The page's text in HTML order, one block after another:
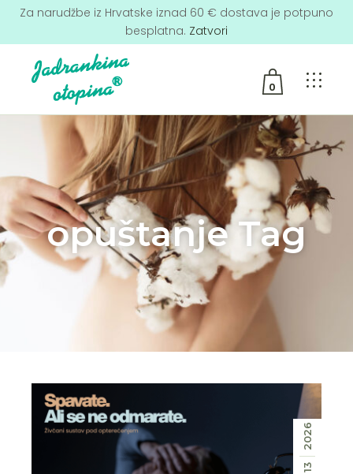
Za narudžbe iz Hrvatske iznad 60 € dostava je potpuno
besplatna. Zatvori
0
No products in the cart.
opuštanje Tag
13
2026